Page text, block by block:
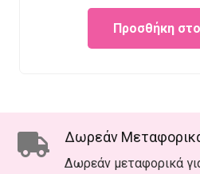
was:
Προσθήκη
Δωρεάν
Δωρεάν μεταφορικά